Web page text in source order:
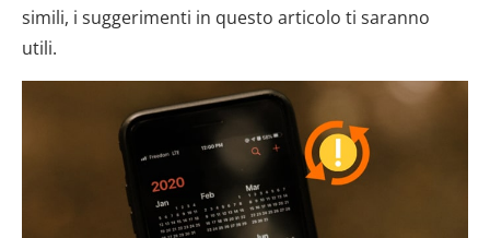
simili, i suggerimenti in questo articolo ti saranno
utili.